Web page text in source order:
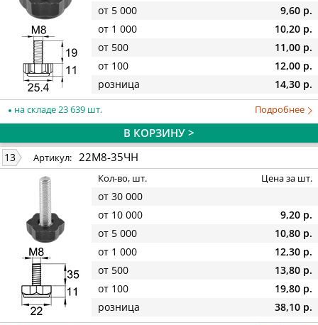
от 5 000
9,60 р.
от 1 000
10,20 р.
от 500
11,00 р.
от 100
12,00 р.
розница
14,30 р.
на складе 23 639 шт. Подробнее
В КОРЗИНУ >
13 Артикул: 22М8-35ЧН
Кол-во, шт. Цена за шт.
от 30 000
от 10 000
9,20 р.
от 5 000
10,80 р.
от 1 000
12,30 р.
от 500
13,80 р.
от 100
19,80 р.
розница
38,10 р.